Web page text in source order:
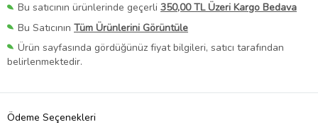
Bu satıcının ürünlerinde geçerli 350,00 TL Üzeri Kargo Bedava
Bu Satıcının Tüm Ürünlerini Görüntüle
Ürün sayfasında gördüğünüz fiyat bilgileri, satıcı tarafından
belirlenmektedir.
Ödeme Seçenekleri